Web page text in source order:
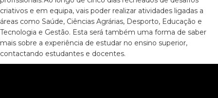
criativos e em equipa, vais poder realizar atividades ligadas a
áreas como Saúde, Ciências Agrárias, Desporto, Educação e
Tecnologia e Gestão. Esta será também uma forma de saber
mais sobre a experiência de estudar no ensino superior,
contactando estudantes e docentes.